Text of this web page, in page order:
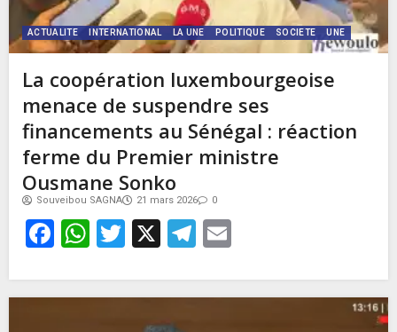
ACTUALITE INTERNATIONAL LA UNE POLITIQUE SOCIETE UNE
La coopération luxembourgeoise
menace de suspendre ses
financements au Sénégal : réaction
ferme du Premier ministre
Ousmane Sonko
Souveibou SAGNA 21 mars 2026 0
Facebook
WhatsApp
Twitter
X Telegram